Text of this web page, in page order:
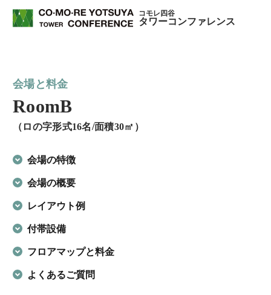
コモレ四谷
タワーコンファレンス
会場と料金
RoomB
（ロの字形式16名/面積30㎡）
会場の特徴
会場の概要
レイアウト例
付帯設備
フロアマップと料金
よくあるご質問